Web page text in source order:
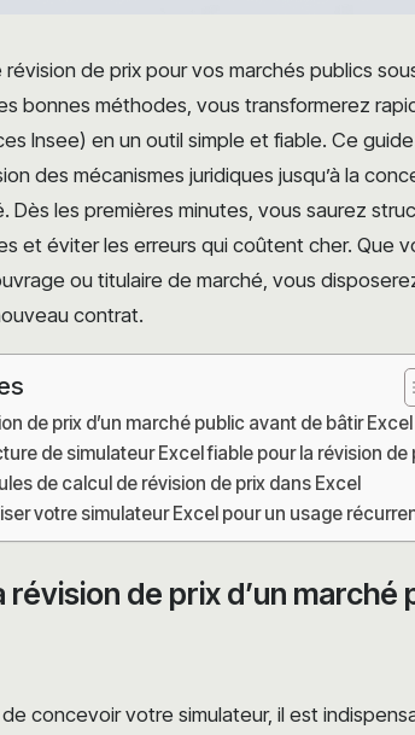
de prix pour vos marchés publics
bonnes méthodes, vous transformerez
Insee) en un outil simple et fiable. Ce
des mécanismes juridiques jusqu’à la
Dès les premières minutes, vous saurez
et éviter les erreurs qui coûtent cher. Que
ou titulaire de marché, vous
contrat.
de prix d’un marché public avant de bâtir Excel
de simulateur Excel fiable pour la révision de
de calcul de révision de prix dans Excel
votre simulateur Excel pour un usage
de prix d’un marché
de concevoir votre simulateur, il est